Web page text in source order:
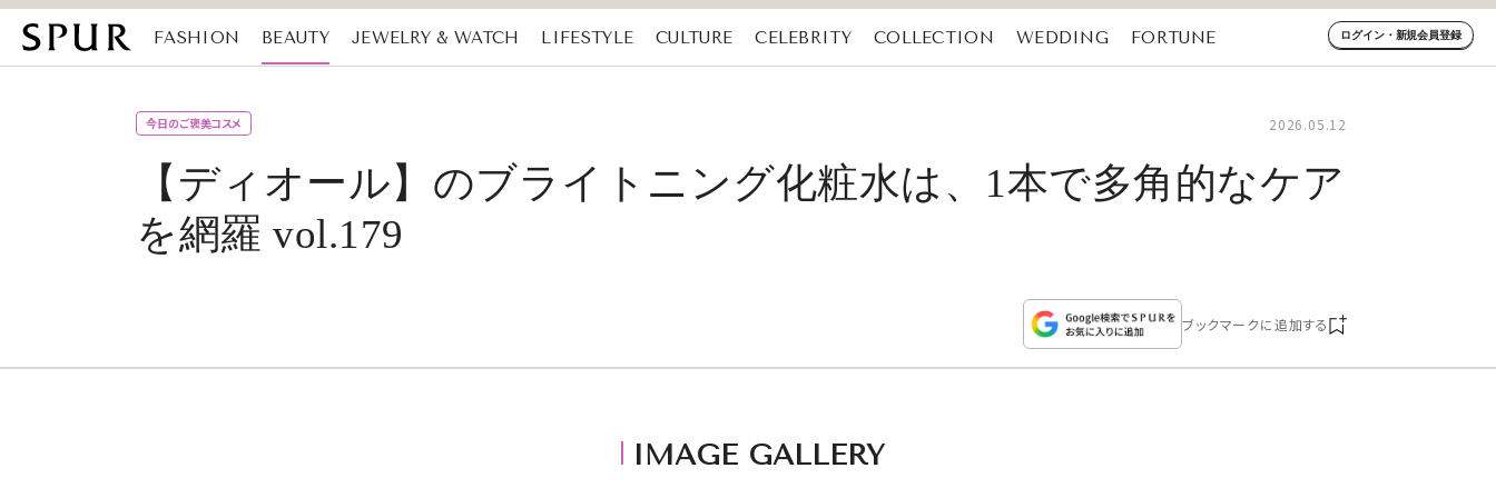
FASHION BEAUTY JEWELRY & WATCH LIFESTYLE CULTURE CELEBRITY COLLECTION WEDDING
FORTUNE
ログイン・新規会員登録
今日のご褒美コスメ 2026.05.12
【ディオール】のブライトニング化粧水は、1本で多角的なケア
を網羅 vol.179
ブックマークに追加する
IMAGE GALLERY